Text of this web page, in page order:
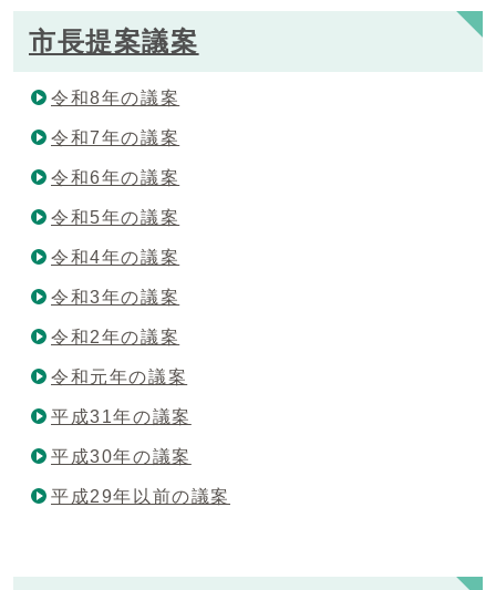
市長提案議案
令和8年の議案
令和7年の議案
令和6年の議案
令和5年の議案
令和4年の議案
令和3年の議案
令和2年の議案
令和元年の議案
平成31年の議案
平成30年の議案
平成29年以前の議案